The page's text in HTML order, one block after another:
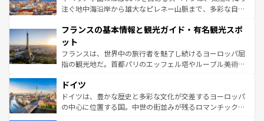
ピザやパスタなど、絶品のイタリア料理を堪能することも
ませてくれるイタリアで、忘れられない旅をしてみよう！
なお、新着のイタリア情報は
しい。
注ぐ地中海沿岸から雄大なピレネー山脈まで、多彩な自然
文化が根付くこの国では、情熱的なフラメンコ、熱気あふ
れる闘牛、そして美味しいタパスが生活の一部となってい
る。首都マドリードの洗練された雰囲気や、バルセロナの
アートに溢れた街角から、地方では古代ローマ遺跡や中世
せる。地方によって風土や気候が異なるスペインはその個
性で訪れる人を魅了する。 なお、新着のスペイン情報は コ
ンテンツ一覧を参照してほしい。
フランスの基本情報と観光ガイド・有名観光スポ
ット
フランスは、世界中の旅行者を魅了し続けるヨーロッパ屈
指の観光地だ。首都パリのエッフェル塔やルーブル美術館
で、幅広い魅力が詰まっている。華麗な宮殿、歴史的な大
聖堂、美しいビーチ、そして豊かな自然が、訪れる者を心
から魅了する。また、フランスは美食の国としても知ら
ドイツ
ドイツは、豊かな歴史と多彩な文化が交差するヨーロッパ
の中心に位置する国。中世の街並みが残るロマンチック街